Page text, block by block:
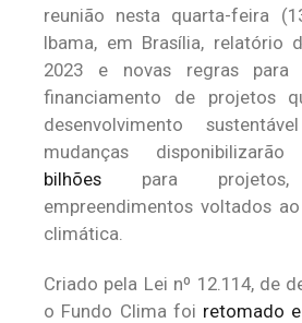
reunião nesta quarta-feira
Ibama, em Brasília, relatório
2023 e novas regras
financiamento de projetos
desenvolvimento
mudanças
bilhões para
empreendimentos voltados
climática.
Criado pela Lei nº 12.114, de
o Fundo Clima foi retomado